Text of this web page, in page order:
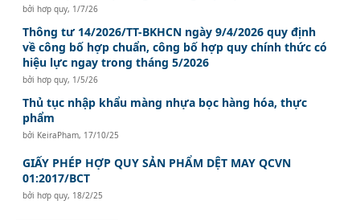
bởihơp quy, 1/7/26
Thông tư 14/2026/TT-BKHCN ngày 9/4/2026 quy định
về công bố hợp chuẩn, công bố hợp quy chính thức có
hiệu lực ngay trong tháng 5/2026
bởihơp quy, 1/5/26
Thủ tục nhập khẩu màng nhựa bọc hàng hóa, thực
phẩm
bởi KeiraPham, 17/10/25
GIẤY PHÉP HỢP QUY SẢN PHẨM DỆT MAY QCVN
01:2017/BCT
bởihơp quy, 18/2/25